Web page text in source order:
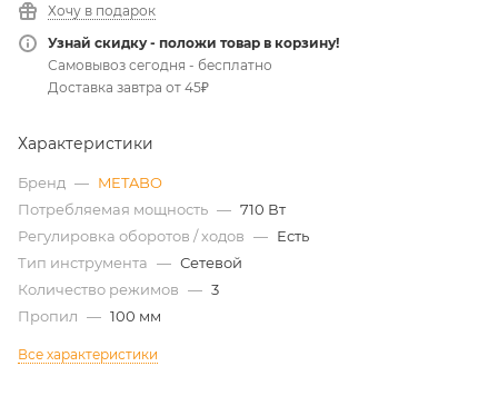
Хочу в подарок
Узнай скидку - положи товар в корзину!
Самовывоз сегодня - бесплатно
Доставка завтра от 45₽
Характеристики
Бренд — METABO
Потребляемая мощность — 710 Вт
Регулировка оборотов / ходов — Есть
Тип инструмента — Сетевой
Количество режимов — 3
Пропил — 100 мм
Все характеристики